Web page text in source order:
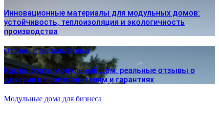
Инновационные материалы для модульных домов:
устойчивость, теплоизоляция и экологичность
производства
Отзывы и реальный опыт
Как выбрать модульный дом: реальные отзывы о
доверии к производителям и гарантиях
Модульные дома для бизнеса